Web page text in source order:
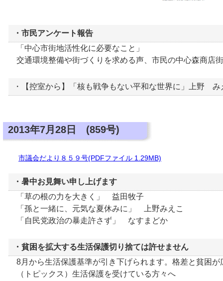
・市民アンケート報告
「中心市街地活性化に必要なこと」
交通環境整備や街づくりを求める声、市民の中心森商店
・【控室から】「核も戦争もない平和な世界に」上野 み
2013年7月28日 (859号)
市議会だより８５９号(PDFファイル 1.29MB)
・暑中お見舞い申し上げます
「草の根の力を大きく」 益田牧子
「孫と一緒に、元気な夏休みに」 上野みえこ
「自民党政治の暴走許さず」 なすまどか
・貧困を拡大する生活保護切り捨ては許せません
8月から生活保護基準が引き下げられます。格差と貧困
（トピックス）生活保護を受けている方々へ